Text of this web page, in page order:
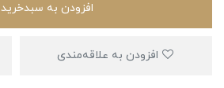
افزودن به سبدخرید